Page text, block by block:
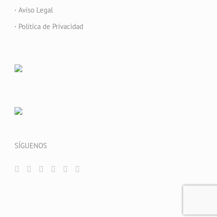
· Aviso Legal
· Política de Privacidad
SÍGUENOS